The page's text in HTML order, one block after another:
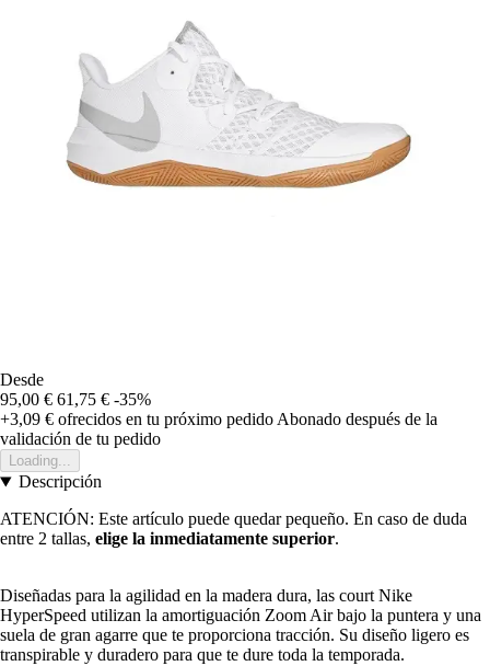
Desde
95,00 € 61,75 € -35%
+3,09 € ofrecidos en tu próximo pedido Abonado después de la
validación de tu pedido
Loading...
Descripción
ATENCIÓN: Este artículo puede quedar pequeño. En caso de duda
entre 2 tallas, elige la inmediatamente superior.
Diseñadas para la agilidad en la madera dura, las court Nike
HyperSpeed utilizan la amortiguación Zoom Air bajo la puntera y una
suela de gran agarre que te proporciona tracción. Su diseño ligero es
transpirable y duradero para que te dure toda la temporada.